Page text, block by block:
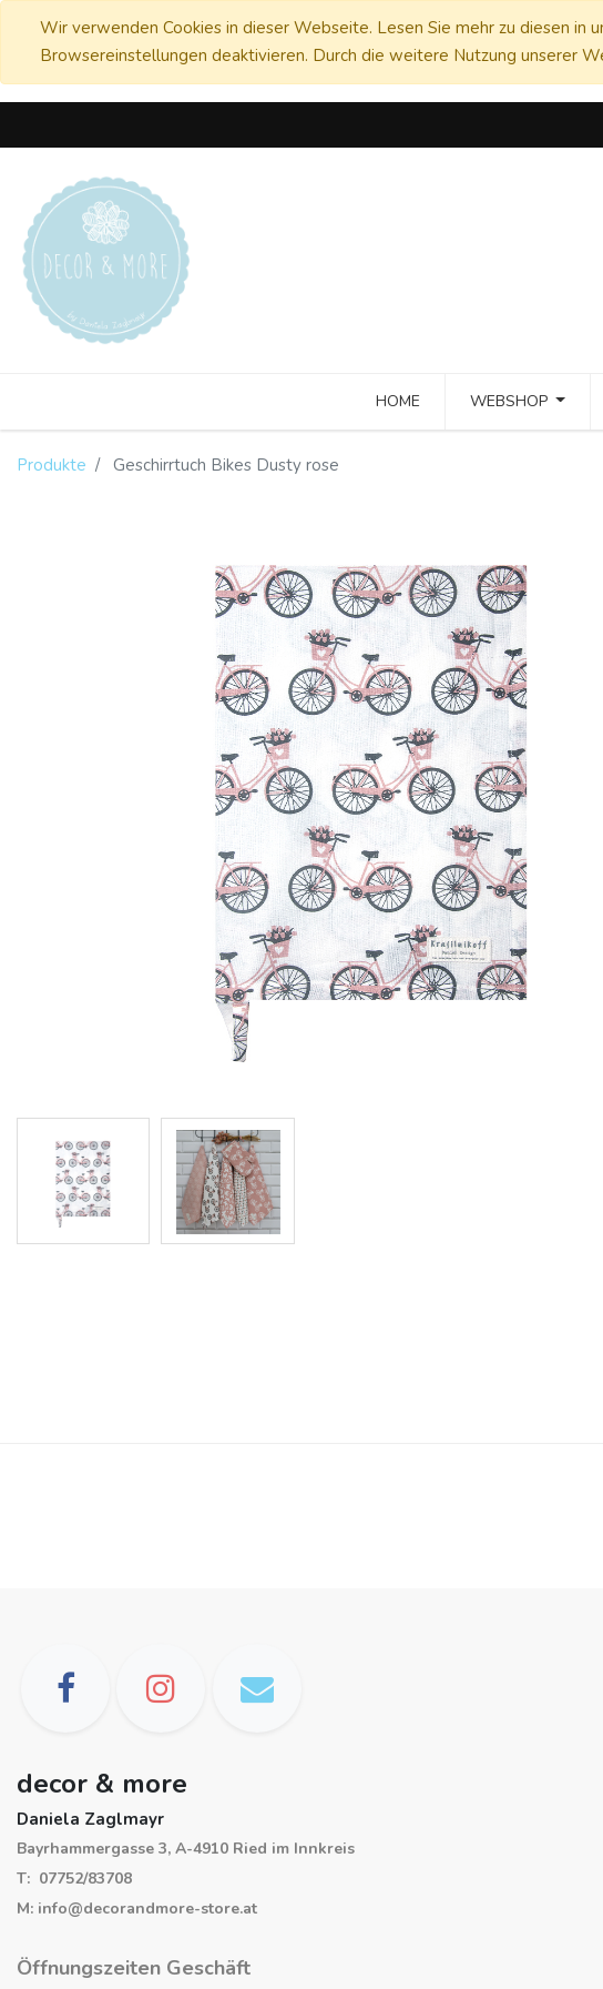
Wir verwenden Cookies in dieser Webseite. Lesen Sie mehr zu diesen in
Browsereinstellungen deaktivieren. Durch die weitere Nutzung unserer
HOME WEBSHOP
Produkte Geschirrtuch Bikes Dusty rose
decor & more
Daniela Zaglmayr
Bayrhammergasse 3, A-4910 Ried im Innkreis
T: 07752/83708
M: info@decorandmore-store.at
Öffnungszeiten Geschäft